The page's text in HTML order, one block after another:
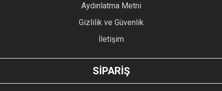
Aydınlatma Metni
Gizlilik ve Güvenlik
İletişim
SİPARİŞ